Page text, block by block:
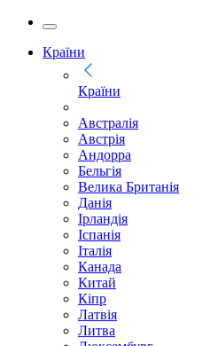
Країни
Країни
Австралія
Австрія
Андорра
Бельгія
Велика Британія
Данія
Ірландія
Іспанія
Італія
Канада
Китай
Кіпр
Латвія
Литва